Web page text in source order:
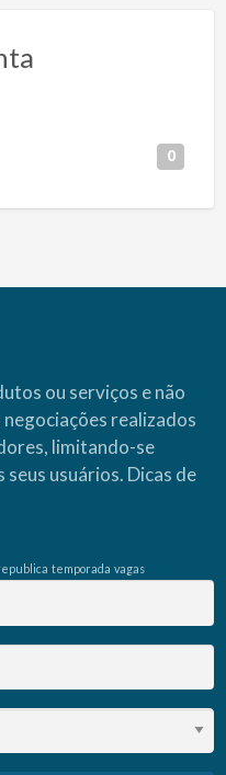
0
ou serviços e não
realizados
limitando-se
seus usuários. Dicas de
temporada vagas